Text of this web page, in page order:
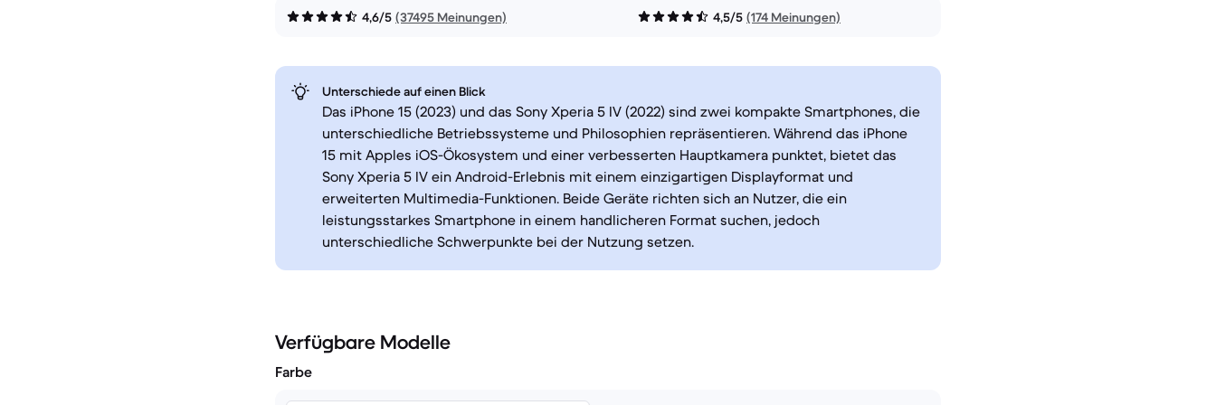
4,6/5 (37495 Meinungen) 4,5/5 (174 Meinungen)
Unterschiede auf einen Blick
Das iPhone 15 (2023) und das Sony Xperia 5 IV (2022) sind zwei kompakte Smartphones, die
unterschiedliche Betriebssysteme und Philosophien repräsentieren. Während das iPhone
15 mit Apples iOS-Ökosystem und einer verbesserten Hauptkamera punktet, bietet das
Sony Xperia 5 IV ein Android-Erlebnis mit einem einzigartigen Displayformat und
erweiterten Multimedia-Funktionen. Beide Geräte richten sich an Nutzer, die ein
leistungsstarkes Smartphone in einem handlicheren Format suchen, jedoch
unterschiedliche Schwerpunkte bei der Nutzung setzen.
Verfügbare Modelle
Farbe